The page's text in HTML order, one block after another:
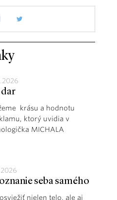
dar
krásu a hodnotu
ktorý uvidia v
MICHALA
seba samého
nielen telo, ale aj